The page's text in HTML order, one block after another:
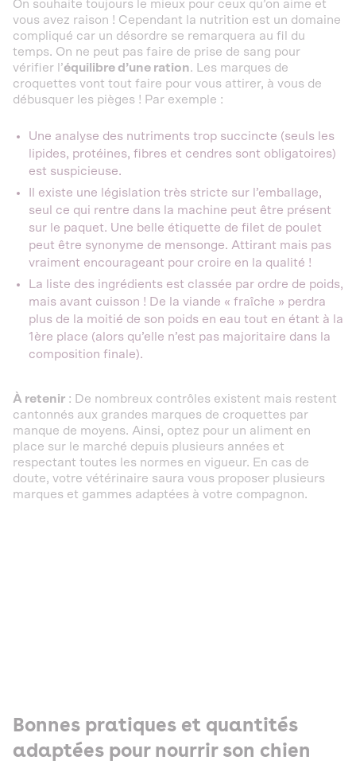
On souhaite toujours le mieux pour ceux qu’on aime et
vous avez raison ! Cependant la nutrition est un domaine
compliqué car un désordre se remarquera au fil du
temps. On ne peut pas faire de prise de sang pour
vérifier l’équilibre d’une ration. Les marques de
croquettes vont tout faire pour vous attirer, à vous de
débusquer les pièges ! Par exemple :
Une analyse des nutriments trop succincte (seuls les
lipides, protéines, fibres et cendres sont obligatoires)
est suspicieuse.
Il existe une législation très stricte sur l’emballage,
seul ce qui rentre dans la machine peut être présent
sur le paquet. Une belle étiquette de filet de poulet
peut être synonyme de mensonge. Attirant mais pas
vraiment encourageant pour croire en la qualité !
La liste des ingrédients est classée par ordre de poids,
mais avant cuisson ! De la viande « fraîche » perdra
plus de la moitié de son poids en eau tout en étant à la
1ère place (alors qu’elle n’est pas majoritaire dans la
composition finale).
À retenir : De nombreux contrôles existent mais restent
cantonnés aux grandes marques de croquettes par
manque de moyens. Ainsi, optez pour un aliment en
place sur le marché depuis plusieurs années et
respectant toutes les normes en vigueur. En cas de
doute, votre vétérinaire saura vous proposer plusieurs
marques et gammes adaptées à votre compagnon.
Bonnes pratiques et quantités
adaptées pour nourrir son chien